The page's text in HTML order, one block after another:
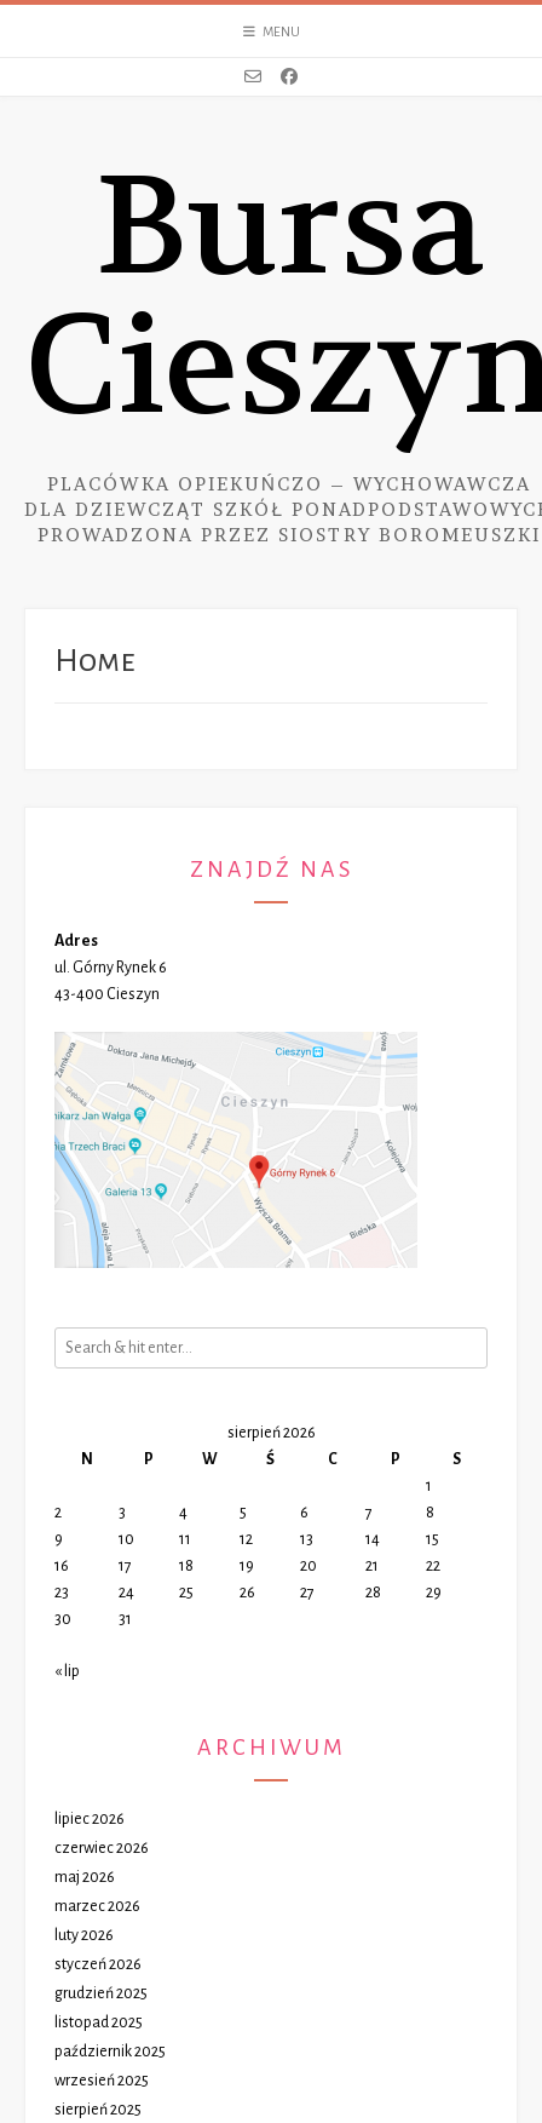
MENU
Bursa
PLACÓWKA OPIEKUŃCZO – WYCHOWAWCZA
DLA DZIEWCZĄT SZKÓŁ
PROWADZONA PRZEZ SIOSTRY BOROMEUSZKI
Home
ZNAJDŹ NAS
Adres
ul. Górny Rynek 6
43-400 Cieszyn
sierpień 2026
N
P W Ś C P
S
1
2
3 4 5 6 7
8
9
10 11 12 13 14
15
16
17 18 19 20 21
22
23
24 25 26 27 28
29
30
31
« lip
ARCHIWUM
lipiec 2026
czerwiec 2026
maj 2026
marzec 2026
luty 2026
styczeń 2026
grudzień 2025
listopad 2025
październik 2025
wrzesień 2025
sierpień 2025